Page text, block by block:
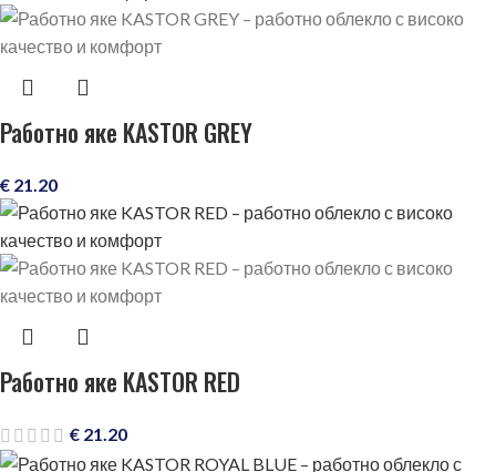
Работно яке KASTOR GREY
€ 21.20
Работно яке KASTOR RED
€ 21.20